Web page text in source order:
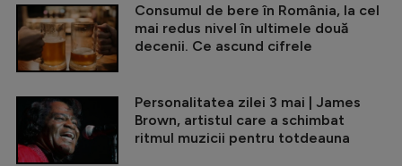
Consumul de bere în România, la cel
mai redus nivel în ultimele două
decenii. Ce ascund cifrele
Personalitatea zilei 3 mai | James
Brown, artistul care a schimbat
ritmul muzicii pentru totdeauna